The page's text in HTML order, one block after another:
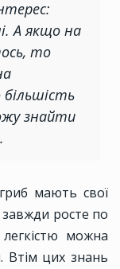
А якщо на
то
знайти
мають свої
завжди росте по
можна
Втім цих знань